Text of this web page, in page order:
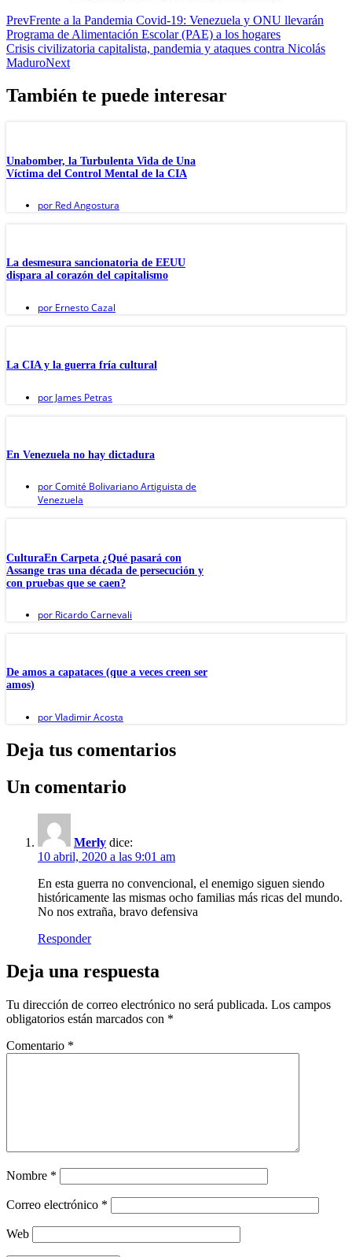
PrevFrente a la Pandemia Covid-19: Venezuela y ONU llevarán
Programa de Alimentación Escolar (PAE) a los hogares
Crisis civilizatoria capitalista, pandemia y ataques contra Nicolás
MaduroNext
También te puede interesar
Unabomber, la Turbulenta Vida de Una
Víctima del Control Mental de la CIA
por Red Angostura
La desmesura sancionatoria de EEUU
dispara al corazón del capitalismo
por Ernesto Cazal
La CIA y la guerra fría cultural
por James Petras
En Venezuela no hay dictadura
porComité Bolivariano Artiguista de
Venezuela
CulturaEn Carpeta ¿Qué pasará con
Assange tras una década de persecución y
con pruebas que se caen?
por Ricardo Carnevali
De amos a capataces (que a veces creen ser
amos)
porVladimir Acosta
Deja tus comentarios
Un comentario
Merly dice:
10 abril, 2020 a las 9:01 am
En esta guerra no convencional, el enemigo siguen siendo
históricamente las mismas ocho familias más ricas del mundo.
No nos extraña, bravo defensiva
Responder
Deja una respuesta
Tu dirección de correo electrónico no será publicada. Los campos
obligatorios están marcados con *
Comentario *
Nombre *
Correo electrónico *
Web